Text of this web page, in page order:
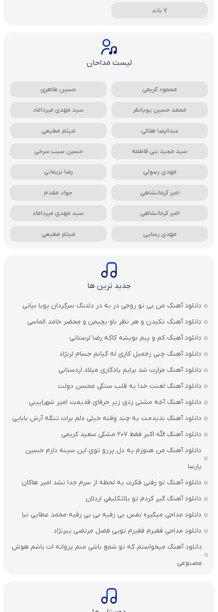
7 باند
لیست مداحان
محمود کریمی حسین طاهری
محمد حسین پویانفر سید مهدی میرداماد
عبدالرضا هلالی میثم مطیعی
سید مجید بنی فاطمه حسین سیب سرخی
مهدی رسولی رضا نریمانی
امیر کرمانشاهی جواد مقدم
امیر کرمانشاهی سید مهدی میرداماد
مهدی رعنایی میثم مطیعی
جدید ترین ها
دانلود آهنگ من بی تو روحی در به در دلتنگ سرگردان پویا بیاتی
دانلود آهنگ تکیدن و هر نظر باو بچیمن و محضر حامد الماسی
دانلود آهنگ کم و پیم بویشه کاکه رضا لرستانی
دانلود آهنگ چنی زخمیل کاری له گیانم حسام لرنژاد
دانلود آهنگ مزارت شد برایم یادگاری میلاد اردستانی
دانلود آهنگ لعنت خدا به قلب سنگی محسن دولت
دانلود آهنگ آخه مشتی زدی زیر حرفای قدیمت امیر شهرایینی
دانلود آهنگ ندیدمت یه چند وقته خیلی دلم برات تنگه آرش بابایی
دانلود آهنگ الله اکبر فقط 207 مشکی سعید کریمی
دانلود آهنگ من هنوزم یه دل پررو توی این سینه دارم حسین
پارسا
دانلود آهنگ تو رفتی فکرت یه لحظه از سرم جدا نشد امیر هاکان
دانلود آهنگ گیر کردم تو بلاتکلیفی اردلان
دانلود مداحی میگیره نفس بی رقیه بی بی رقیه محمد عطایی نیا
دانلود مداحی فقیرم فقیرم تویی فضل مرتضی یبرنژاد
دانلود آهنگ میخواستم که تو شمع باشی منم پروانه ات باشم هوش
مصنوعی